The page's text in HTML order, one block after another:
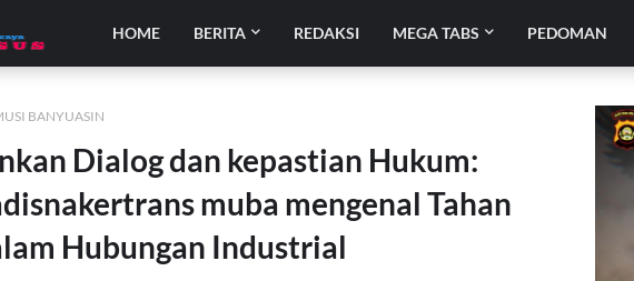
HOME BERITA REDAKSI MEGA TABS PEDOMAN
BANYUASIN
Dialog dan kepastian Hukum:
muba mengenal Tahan
Hubungan Industrial